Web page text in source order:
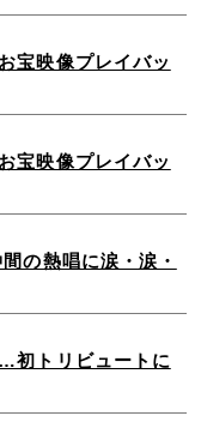
宝映像プレイバッ
宝映像プレイバッ
の熱唱に涙・涙・
初トリビュートに